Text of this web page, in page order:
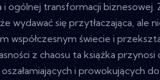
ogólnej transformacji biznesowej.
wydawać się przytłaczająca, ale
współczesnym świecie i
z chaosu ta książka
i prowokujących